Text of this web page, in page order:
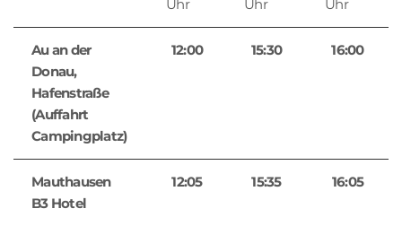
Uhr
Uhr
Uhr
Au an der
Donau,
Hafenstraße
(Auffahrt
Campingplatz)
12:00 15:30 16:00
Mauthausen
B3 Hotel
12:05 15:35 16:05